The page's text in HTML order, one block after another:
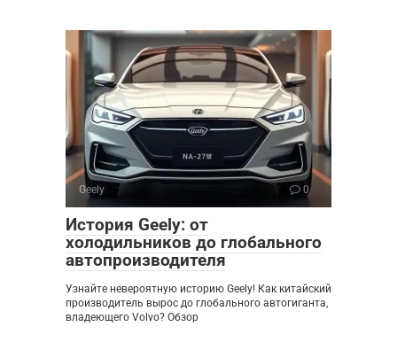
Geely 0
История Geely: от
холодильников до глобального
автопроизводителя
Узнайте невероятную историю Geely! Как китайский
производитель вырос до глобального автогиганта,
владеющего Volvo? Обзор